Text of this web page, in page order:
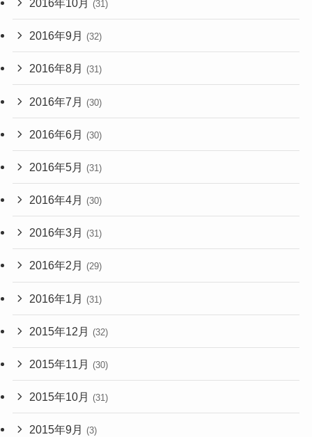
2016年10月 (31)
2016年9月 (32)
2016年8月 (31)
2016年7月 (30)
2016年6月 (30)
2016年5月 (31)
2016年4月 (30)
2016年3月 (31)
2016年2月 (29)
2016年1月 (31)
2015年12月 (32)
2015年11月 (30)
2015年10月 (31)
2015年9月 (3)